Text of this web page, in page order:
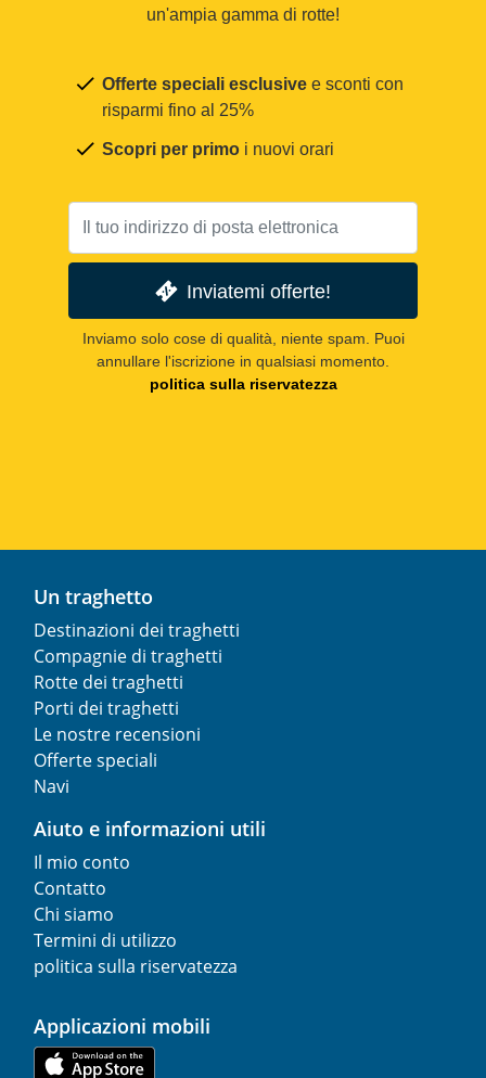
un'ampia gamma di rotte!
Offerte speciali esclusive e sconti con
risparmi fino al 25%
Scopri per primo i nuovi orari
Inviatemi offerte!
Inviamo solo cose di qualità, niente spam. Puoi
annullare l'iscrizione in qualsiasi momento.
politica sulla riservatezza
Un traghetto
Destinazioni dei traghetti
Compagnie di traghetti
Rotte dei traghetti
Porti dei traghetti
Le nostre recensioni
Offerte speciali
Navi
Aiuto e informazioni utili
Il mio conto
Contatto
Chi siamo
Termini di utilizzo
politica sulla riservatezza
Applicazioni mobili